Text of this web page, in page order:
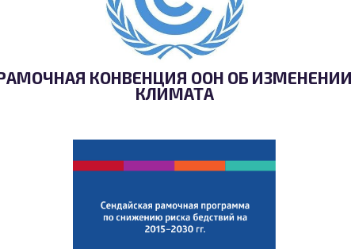
КОНВЕНЦИЯ ООН ОБ ИЗМЕНЕНИИ
КЛИМАТА